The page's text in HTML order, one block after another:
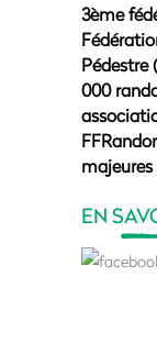
3ème
Pédestre
000
majeures
EN